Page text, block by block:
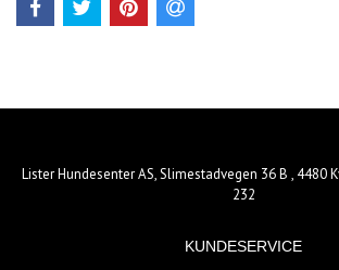
Lister Hundesenter AS, Slimestadvegen 36 B , 4480
232
KUNDESERVICE